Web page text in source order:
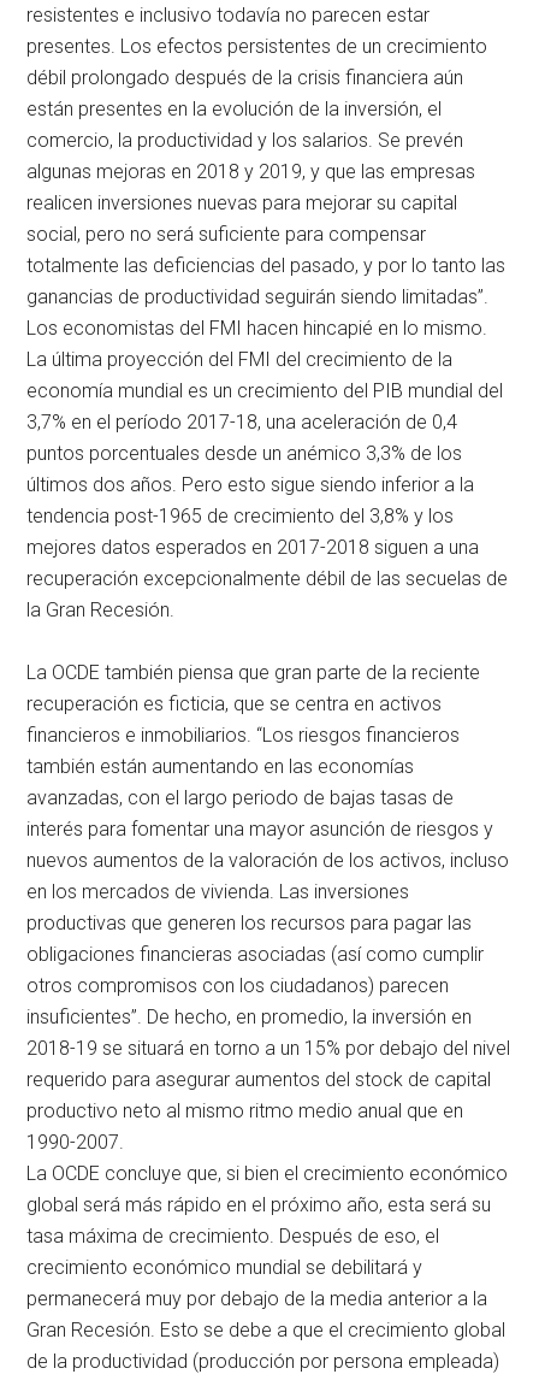
resistentes e inclusivo todavía no parecen estar
presentes. Los efectos persistentes de un crecimiento
débil prolongado después de la crisis financiera aún
están presentes en la evolución de la inversión, el
comercio, la productividad y los salarios. Se prevén
algunas mejoras en 2018 y 2019, y que las empresas
realicen inversiones nuevas para mejorar su capital
social, pero no será suficiente para compensar
totalmente las deficiencias del pasado, y por lo tanto las
ganancias de productividad seguirán siendo limitadas”.
Los economistas del FMI hacen hincapié en lo mismo.
La última proyección del FMI del crecimiento de la
economía mundial es un crecimiento del PIB mundial del
3,7% en el período 2017-18, una aceleración de 0,4
puntos porcentuales desde un anémico 3,3% de los
últimos dos años. Pero esto sigue siendo inferior a la
tendencia post-1965 de crecimiento del 3,8% y los
mejores datos esperados en 2017-2018 siguen a una
recuperación excepcionalmente débil de las secuelas de
la Gran Recesión.
La OCDE también piensa que gran parte de la reciente
recuperación es ficticia, que se centra en activos
financieros e inmobiliarios. “Los riesgos financieros
también están aumentando en las economías
avanzadas, con el largo periodo de bajas tasas de
interés para fomentar una mayor asunción de riesgos y
nuevos aumentos de la valoración de los activos, incluso
en los mercados de vivienda. Las inversiones
productivas que generen los recursos para pagar las
obligaciones financieras asociadas (así como cumplir
otros compromisos con los ciudadanos) parecen
insuficientes”. De hecho, en promedio, la inversión en
2018-19 se situará en torno a un 15% por debajo del nivel
requerido para asegurar aumentos del stock de capital
productivo neto al mismo ritmo medio anual que en
1990-2007.
La OCDE concluye que, si bien el crecimiento económico
global será más rápido en el próximo año, esta será su
tasa máxima de crecimiento. Después de eso, el
crecimiento económico mundial se debilitará y
permanecerá muy por debajo de la media anterior a la
Gran Recesión. Esto se debe a que el crecimiento global
de la productividad (producción por persona empleada)